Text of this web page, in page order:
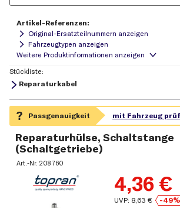
Artikel-Referenzen:
Original-Ersatzteilnummern anzeigen
Fahrzeugtypen anzeigen
Stückliste:
Reparaturkabel
Reparaturhülse, Schaltstange
(Schaltgetriebe)
Art.-Nr.208 760
4,36 €
UVP: 8,63 €
-49%